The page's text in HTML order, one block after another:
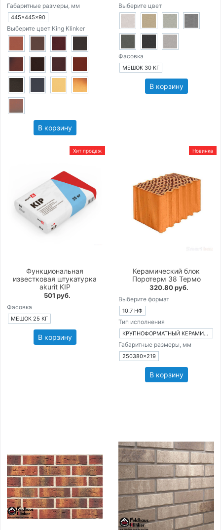
Габаритные размеры, мм
445×445×90
Выберите цвет King Klinker
В корзину
Выберите цвет
Фасовка
МЕШОК 30 КГ
В корзину
Хит продаж
Функциональная
известковая штукатурка
akurit KIP
501 руб.
Фасовка
МЕШОК 25 КГ
В корзину
Новинка
Керамический блок
Поротерм 38 Термо
320.80 руб.
Выберите формат
10.7 НФ
Тип исполнения
КРУПНОФОРМАТНЫЙ КЕРАМИЧЕСКИЙ БЛОК
Габаритные размеры, мм
250380×219
В корзину